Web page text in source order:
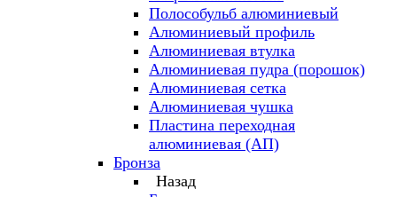
Полособульб алюминиевый
Алюминиевый профиль
Алюминиевая втулка
Алюминиевая пудра (порошок)
Алюминиевая сетка
Алюминиевая чушка
Пластина переходная
алюминиевая (АП)
Бронза
Назад